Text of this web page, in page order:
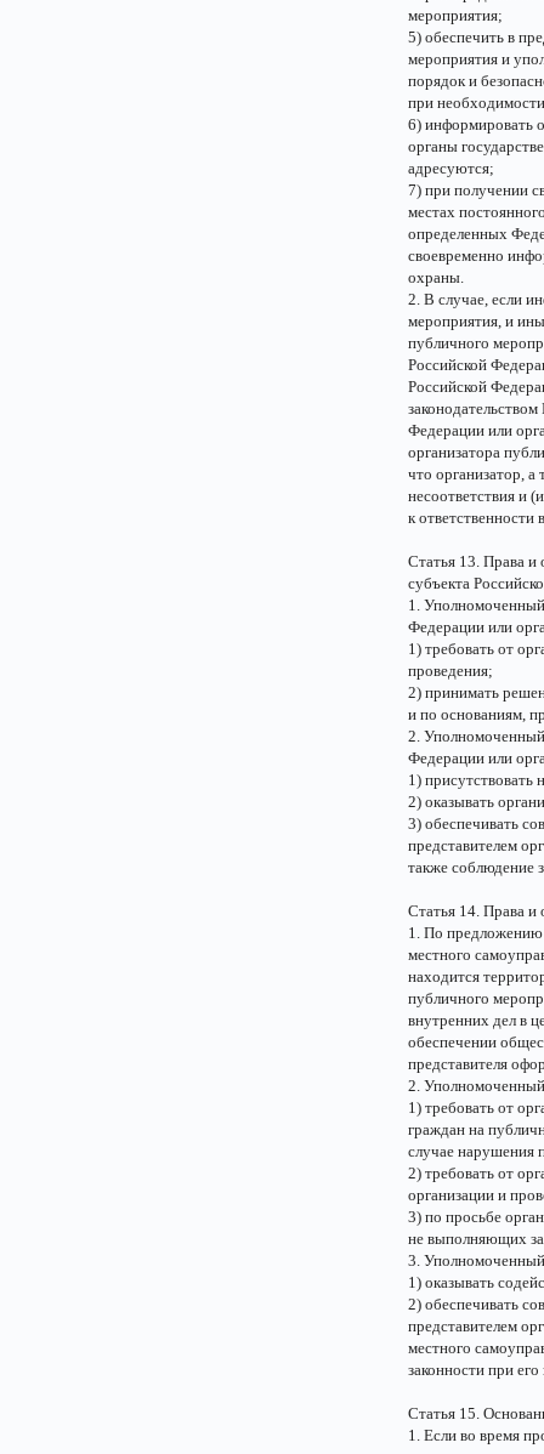
мероприятия;
5) обеспечить в
мероприятия и
порядок и
при
6) информировать
органы
адресуются;
7) при получении
местах
определенных
своевременно
охраны.
2. В случае, если
мероприятия, и
публичного
Российской
Российской
Федерации или
организатора
что организатор,
несоответствия и
к ответственности
Статья 13. Права и
субъекта
1. Уполномоченный
Федерации или
1) требовать от
проведения;
2) принимать
и по основаниям,
2. Уполномоченный
Федерации или
1)
2) оказывать
3) обеспечивать
представителем
также соблюдение
Статья 14. Права и
1. По предложению
местного
находится
публичного
внутренних дел в
обеспечении
представителя
2. Уполномоченный
1) требовать от
граждан на
случае нарушения
2) требовать от
организации и
3) по просьбе
не выполняющих
3. Уполномоченный
1) оказывать
2) обеспечивать
представителем
местного
законности при
Статья 15.
1. Если во время